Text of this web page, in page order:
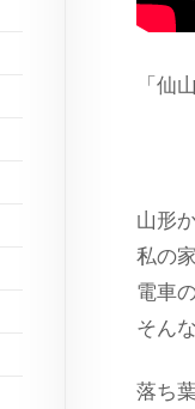
「仙
山形
私の
電車
そん
落ち